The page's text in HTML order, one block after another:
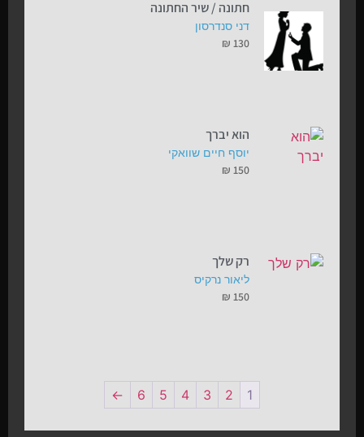
חתונה / שיר החתונה
דני סנדרסון
₪ 130
הוא יברך
יוסף חיים שוואקי
₪ 150
רק שלך
ליאור נרקיס
₪ 150
1
2
3
4
5
6
←